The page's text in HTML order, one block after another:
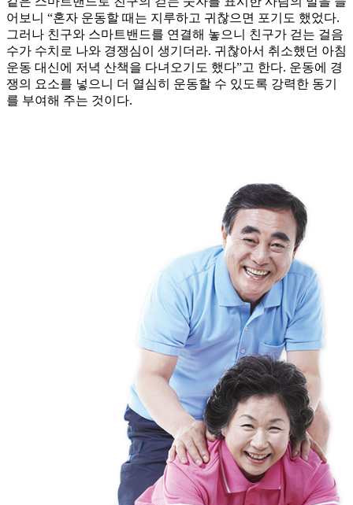
어보니 “혼자 운동할 때는 지루하고 귀찮으면 포기도 했었다.
그러나 친구와 스마트밴드를 연결해 놓으니 친구가 걷는 걸음
수가 수치로 나와 경쟁심이 생기더라. 귀찮아서 취소했던 아침
운동 대신에 저녁 산책을 다녀오기도 했다”고 한다. 운동에 경
쟁의 요소를 넣으니 더 열심히 운동할 수 있도록 강력한 동기
를 부여해 주는 것이다.